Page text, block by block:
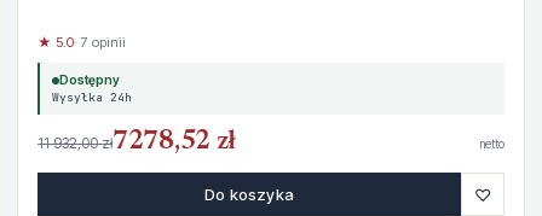
★ 5.0· 7 opinii
Dostępny
Wysyłka 24h
11 932,00 zł7278,52 zł netto
Do koszyka ♡